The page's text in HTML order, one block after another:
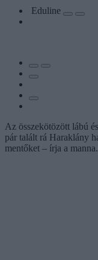
Eduline
Az összekötözött lábú
pár talált rá Haraklány
mentőket – írja a